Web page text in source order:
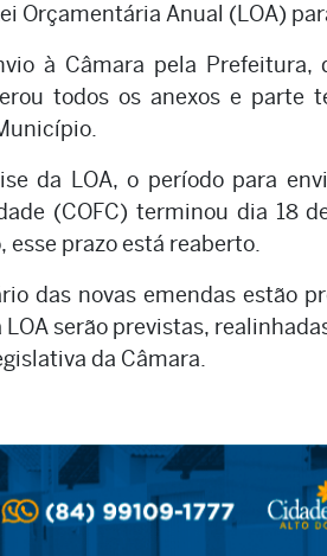
Orçamentária Anual (LOA)
à Câmara pela Prefeitura,
todos os anexos e parte
da LOA, o período para
(COFC) terminou dia 18
esse prazo está reaberto.
das novas emendas estão
serão previstas,
da Câmara.